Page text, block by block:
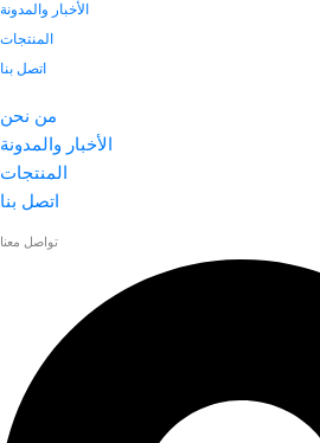
الأخبار والمدونة
الأخبار والمدونة
المنتجات
تواصل معنا